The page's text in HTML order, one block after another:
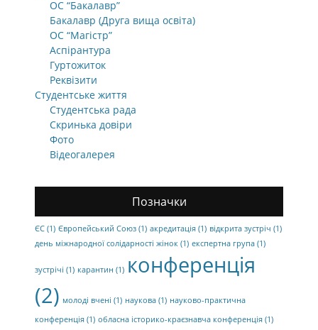
ОС “Бакалавр”
Бакалавр (Друга вища освіта)
ОС “Магістр”
Аспірантура
Гуртожиток
Реквізити
Студентське життя
Студентська рада
Скринька довіри
Фото
Відеогалерея
Позначки
ЄС (1) Європейський Союз (1) акредитація (1) відкрита зустріч (1)
день міжнародної солідарності жінок (1) експертна група (1)
зустрічі (1) карантин (1) конференція
(2) молоді вчені (1) наукова (1) науково-практична
конференція (1) обласна історико-краєзнавча конференція (1)